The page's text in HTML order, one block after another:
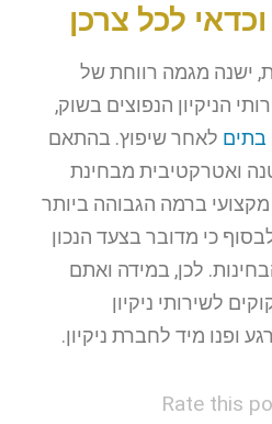
לכל צרכן
ישנה מגמה רווחת של
הניקיון הנפוצים בשוק,
בתים לאחר שיפוץ. בהתאם
ואטרקטיבית מבחינת
מקצועי ברמה הגבוהה ביותר
כי מדובר בצעד הנכון
לכן, במידה ואתם
לשירותי ניקיון
ופנו מיד לחברת ניקיון.
Rate this